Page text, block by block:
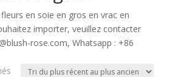
en soie en gros en vrac en
importer, veuillez contacter
rose.com, Whatsapp : +86
Trié